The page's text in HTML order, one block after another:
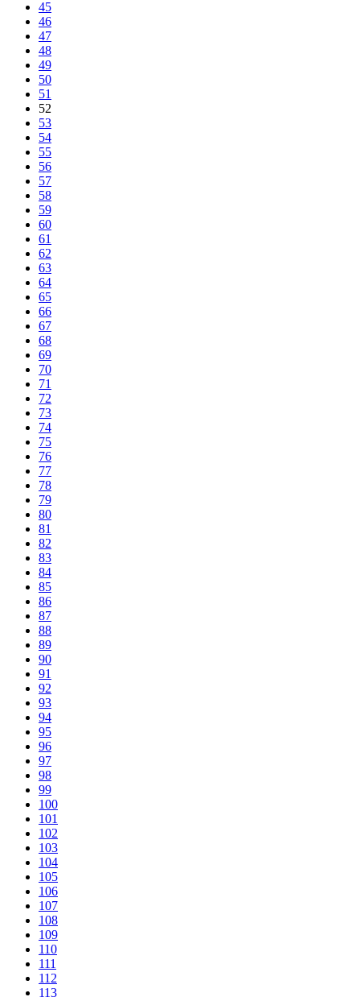
45
46
47
48
49
50
51
52
53
54
55
56
57
58
59
60
61
62
63
64
65
66
67
68
69
70
71
72
73
74
75
76
77
78
79
80
81
82
83
84
85
86
87
88
89
90
91
92
93
94
95
96
97
98
99
100
101
102
103
104
105
106
107
108
109
110
111
112
113